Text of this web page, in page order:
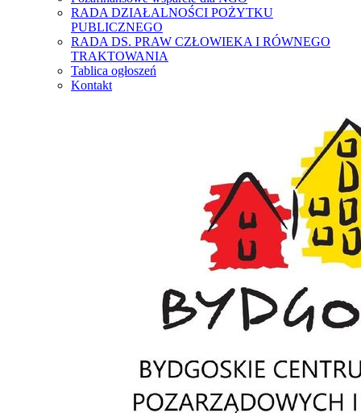
RADA DZIAŁALNOŚCI POŻYTKU
PUBLICZNEGO
RADA DS. PRAW CZŁOWIEKA I RÓWNEGO
TRAKTOWANIA
Tablica ogłoszeń
Kontakt